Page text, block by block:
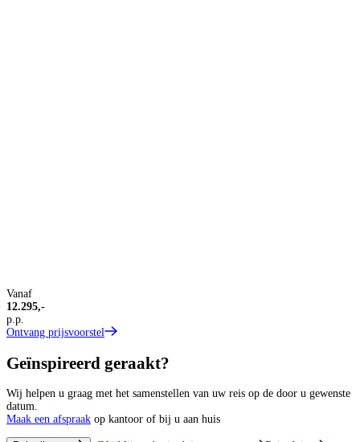
Vanaf
12.295,-
p.p.
Ontvang prijsvoorstel
Geïnspireerd geraakt?
Wij helpen u graag met het samenstellen van uw reis op de door u gewenste
datum.
Maak een afspraak op kantoor of bij u aan huis